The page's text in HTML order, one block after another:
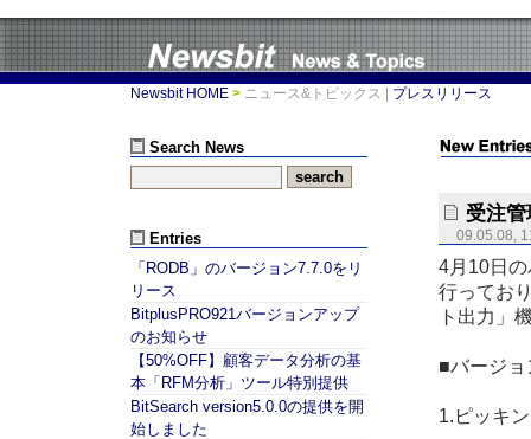
Newsbit HOME > ニュース&トピックス プレスリリース
受注
09.05.08,
4月10日
行ってお
ト出力」
■バージ
1.ピッキ
Search News
Entries
「RODB」のバージョン7.7.0をリ
リース
BitplusPRO921バージョンアップ
のお知らせ
【50%OFF】顧客データ分析の基
本「RFM分析」ツール特別提供
BitSearch version5.0.0の提供を開
始しました